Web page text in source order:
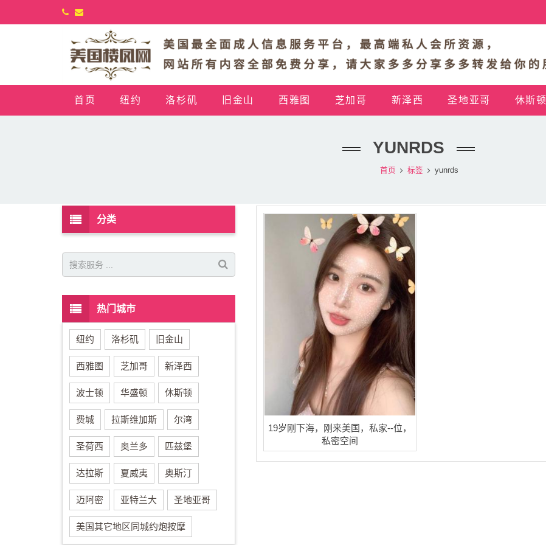
首页 纽约 洛杉矶 旧金山 西雅图 芝加哥 新泽西 圣地亚哥 休斯顿
YUNRDS
首页 标签 yunrds
19岁刚下海，刚来美国，私家--位，
私密空间
分类
热门城市
纽约 洛杉矶 旧金山
西雅图 芝加哥 新泽西
波士顿 华盛顿 休斯顿
费城 拉斯维加斯 尔湾
圣荷西 奥兰多 匹兹堡
达拉斯 夏威夷 奥斯汀
迈阿密 亚特兰大 圣地亚哥
美国其它地区同城约炮按摩